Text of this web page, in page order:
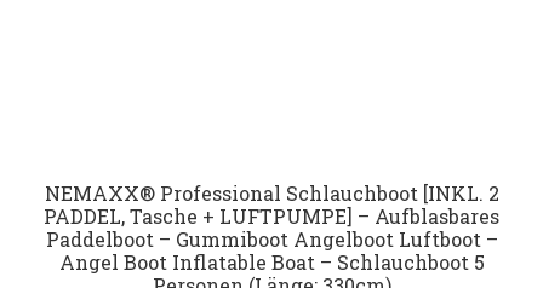
NEMAXX® Professional Schlauchboot [INKL. 2
PADDEL, Tasche + LUFTPUMPE] – Aufblasbares
Paddelboot – Gummiboot Angelboot Luftboot –
Angel Boot Inflatable Boat – Schlauchboot 5